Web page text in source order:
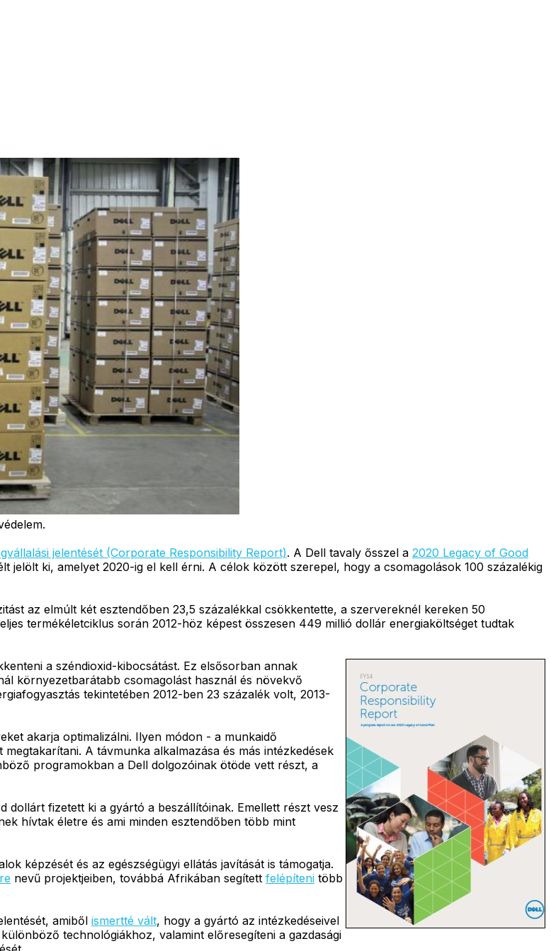
jelentését (Corporate Responsibility Report). A Dell tavaly ősszel a 2020 Legacy of Good
jelölt ki, amelyet 2020-ig el kell érni. A célok között szerepel, hogy a csomagolások 100 százalékig
az elmúlt két esztendőben 23,5 százalékkal csökkentette, a szervereknél kereken 50
termékéletciklus során 2012-höz képest összesen 449 millió dollár energiaköltséget tudtak
a széndioxid-kibocsátást. Ez elsősorban annak
környezetbarátabb csomagolást használ és növekvő
tekintetében 2012-ben 23 százalék volt, 2013-
akarja optimalizálni. Ilyen módon - a munkaidő
A távmunka alkalmazása és más intézkedések
programokban a Dell dolgozóinak ötöde vett részt, a
fizetett ki a gyártó a beszállítóinak. Emellett részt vesz
hívtak életre és ami minden esztendőben több mint
képzését és az egészségügyi ellátás javítását is támogatja.
nevű projektjeiben, továbbá Afrikában segített felépíteni több
amiből ismertté vált, hogy a gyártó az intézkedéseivel
technológiákhoz, valamint előresegíteni a gazdasági